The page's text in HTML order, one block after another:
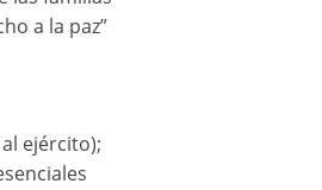
a la paz”
ejército);